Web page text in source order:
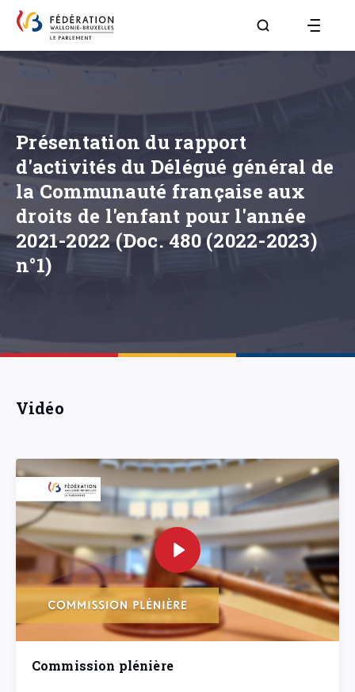
Aller à la page
Présentation du rapport
d'activités du Délégué général de
la Communauté française aux
droits de l'enfant pour l'année
2021-2022 (Doc. 480 (2022-2023)
n°1)
Vidéo
Commission plénière